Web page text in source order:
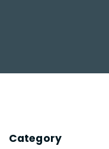
Category